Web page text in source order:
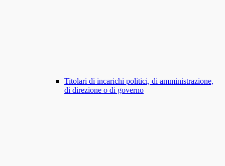
Titolari di incarichi politici, di amministrazione,
di direzione o di governo